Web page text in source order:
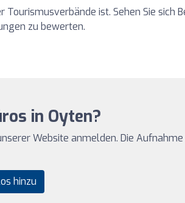
ist. Sehen Sie sich
zu bewerten.
in Oyten?
Website anmelden. Die
hinzu